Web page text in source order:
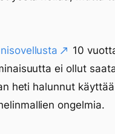
10
ei ollut
heti halunnut
ongelmia.